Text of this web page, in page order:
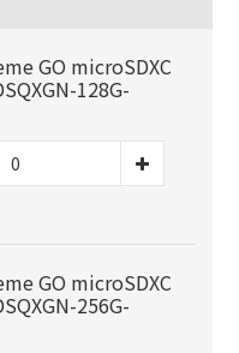
GO microSDXC
128G-
GO microSDXC
256G-